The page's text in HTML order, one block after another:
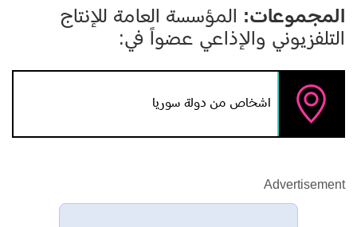
المجموعات: المؤسسة العامة للإنتاج
التلفزيوني والإذاعي عضواً في:
اشخاص من دولة سوريا
Advertisement